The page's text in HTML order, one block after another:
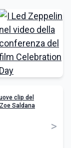
clip del
Saldana
>